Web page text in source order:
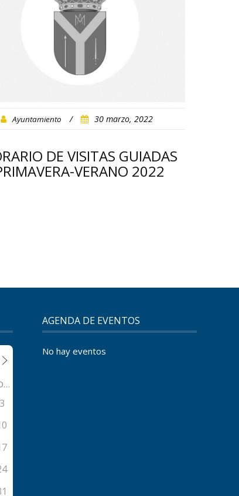
Ayuntamiento / 30 marzo, 2022
DE VISITAS GUIADAS
VERANO 2022
Do
3
AGENDA DE EVENTOS
No hay eventos